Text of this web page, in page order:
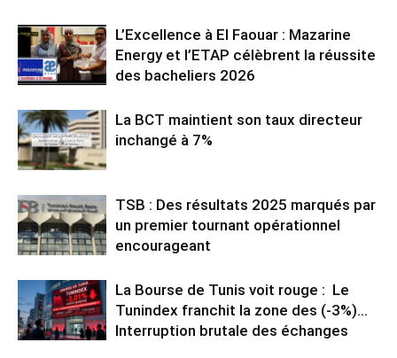
L’Excellence à El Faouar : Mazarine
Energy et l’ETAP célèbrent la réussite
des bacheliers 2026
La BCT maintient son taux directeur
inchangé à 7%
TSB : Des résultats 2025 marqués par
un premier tournant opérationnel
encourageant
La Bourse de Tunis voit rouge : Le
Tunindex franchit la zone des (-3%)…
Interruption brutale des échanges